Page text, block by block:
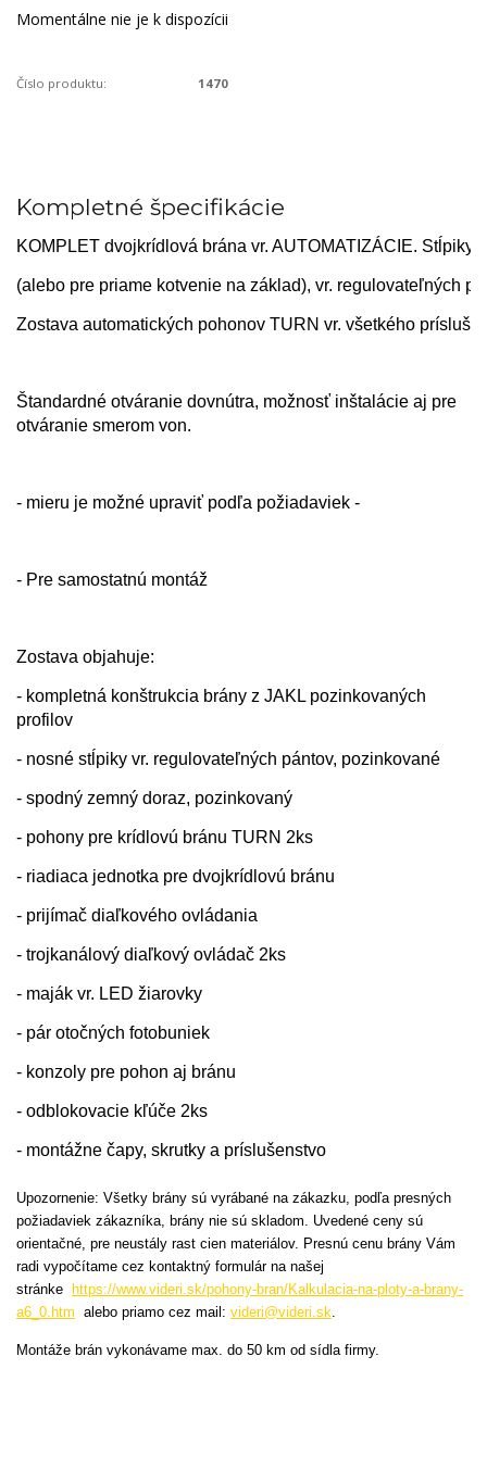
Momentálne nie je k dispozícii
Číslo produktu: 1470
Kompletné špecifikácie
KOMPLET dvojkrídlová brána vr. AUTOMATIZÁCIE. Stĺpiky
(alebo pre priame kotvenie na základ), vr. regulovateľných
Zostava automatických pohonov TURN vr. všetkého
Štandardné otváranie dovnútra, možnosť inštalácie aj pre
otváranie smerom von.
- mieru je možné upraviť podľa požiadaviek -
- Pre samostatnú montáž
Zostava objahuje:
- kompletná konštrukcia brány z JAKL pozinkovaných
profilov
- nosné stĺpiky vr. regulovateľných pántov, pozinkované
- spodný zemný doraz, pozinkovaný
- pohony pre krídlovú bránu TURN 2ks
- riadiaca jednotka pre dvojkrídlovú bránu
- prijímač diaľkového ovládania
- trojkanálový diaľkový ovládač 2ks
- maják vr. LED žiarovky
- pár otočných fotobuniek
- konzoly pre pohon aj bránu
- odblokovacie kľúče 2ks
- montážne čapy, skrutky a príslušenstvo
Upozornenie: Všetky brány sú vyrábané na zákazku, podľa presných
požiadaviek zákazníka, brány nie sú skladom. Uvedené ceny sú
orientačné, pre neustály rast cien materiálov. Presnú cenu brány Vám
radi vypočítame cez kontaktný formulár na našej
stránke
https://www.videri.sk/pohony-bran/Kalkulacia-na-ploty-a-brany-
a6_0.htm alebo priamo cez mail: videri@videri.sk.
Montáže brán vykonávame max. do 50 km od sídla firmy.